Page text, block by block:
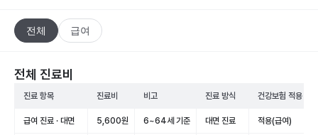
전체 급여
전체 진료비
진료 항목 진료비 비고 진료 방식 건강보험 적용
급여 진료 · 대면 5,600원 6~64세 기준 대면 진료 적용(급여)